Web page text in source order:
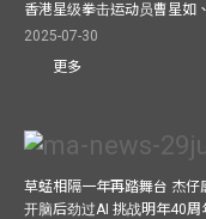
香港星级拳击运动员曹星如
2025-07-30
更多
草蜢相隔一年再踏舞台 杰仔
开脑后劲过AI 挑战明年40周